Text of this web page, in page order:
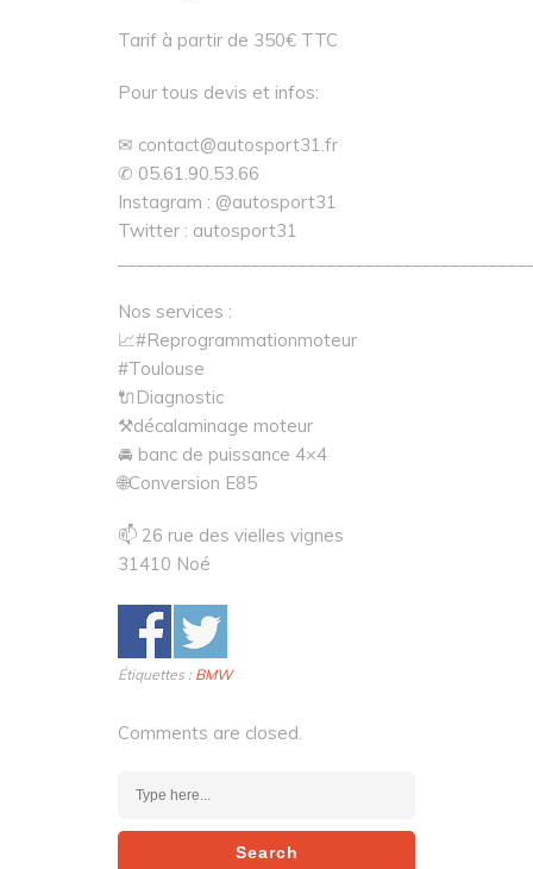
Tarif à partir de 350€ TTC
Pour tous devis et infos:
✉ contact@autosport31.fr
✆ 05.61.90.53.66
Instagram : @autosport31
Twitter : autosport31
Nos services :
📈#Reprogrammationmoteur
#Toulouse
🔌Diagnostic
⚒décalaminage moteur
🚘 banc de puissance 4×4
🌐Conversion E85
📫 26 rue des vielles vignes
31410 Noé
Étiquettes : BMW
Comments are closed.